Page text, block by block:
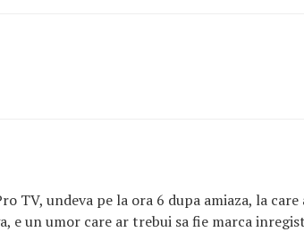
TV, undeva pe la ora 6 dupa amiaza, la care
e un umor care ar trebui sa fie marca